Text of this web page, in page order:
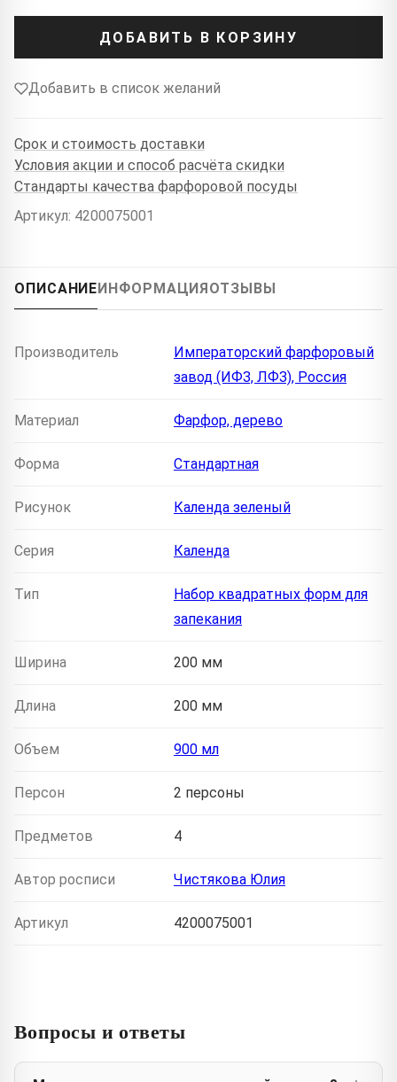
ДОБАВИТЬ В КОРЗИНУ
Добавить в список желаний
Срок и стоимость доставки
Условия акции и способ расчёта скидки
Стандарты качества фарфоровой посуды
Артикул: 4200075001
ОПИСАНИЕИНФОРМАЦИЯОТЗЫВЫ
Производитель
Императорский фарфоровый
завод (ИФЗ, ЛФЗ), Россия
Материал Фарфор, дерево
Форма Стандартная
Рисунок Календа зеленый
Серия Календа
Тип
Набор квадратных форм для
запекания
Ширина 200 мм
Длина 200 мм
Объем 900 мл
Персон 2 персоны
Предметов 4
Автор росписи Чистякова Юлия
Артикул 4200075001
Вопросы и ответы